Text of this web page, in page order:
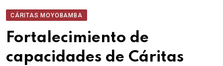
CÁRITAS MOYOBAMBA
Fortalecimiento de
capacidades de Cáritas